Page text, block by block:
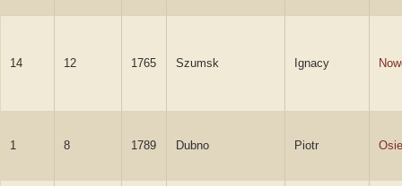
14 12 1765 Szumsk Ignacy
1 8 1789 Dubno Piotr